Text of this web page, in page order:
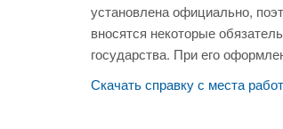
установлена официально,
вносятся некоторые
государства. При его
Скачать справку с места